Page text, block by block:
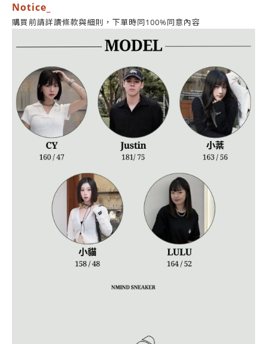
Notice_
購買前請詳讀條款與細則， 下單時同100%同意內容